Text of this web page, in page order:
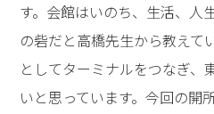
す。会館はいのち、生活、人
の砦だと高橋先生から教えて
としてターミナルをつなぎ、
いと思っています。今回の開